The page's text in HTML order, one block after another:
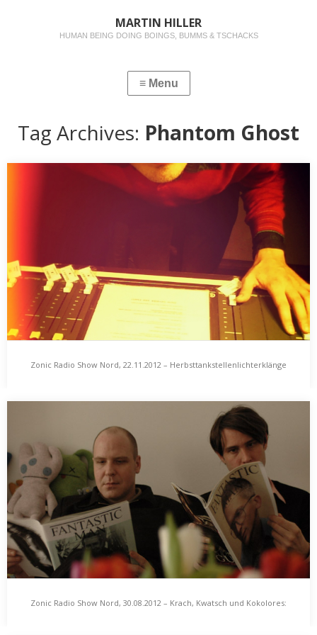
MARTIN HILLER
HUMAN BEING DOING BOINGS, BUMMS & TSCHACKS
Tag Archives: Phantom Ghost
Herbsttankstellenlichterklänge
Heute mal eine eher rückblickende Zonic Radio Show, mit
Stücken des bisherigen, bald zu Ende geneigten…
Zonic Radio Show Nord, 22.11.2012 – Herbsttankstellenlichterklänge
Zonic Radio Show Nord, 30.08.2012 – Krach, Kwatsch und Kokolores: